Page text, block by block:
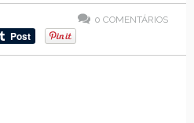
0 COMENTÁRIOS